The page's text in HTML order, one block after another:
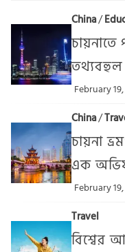
China/
চায়নাতে
February
China/
চায়না
এক
February
Travel
বিশ্বের